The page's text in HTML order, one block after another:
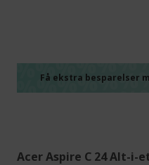
Få ekstra besparelser
Acer Aspire C 24 Alt-i-